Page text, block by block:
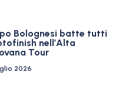
Bolognesi batte tutti
nell’Alta
Tour
2026